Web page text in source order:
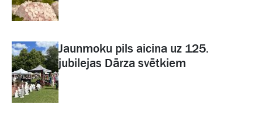
Jaunmoku pils aicina uz 125.
jubilejas Dārza svētkiem